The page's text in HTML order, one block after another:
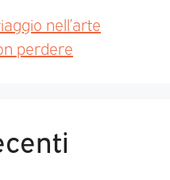
nell’arte
perdere